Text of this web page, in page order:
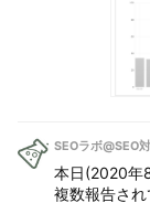
SEOラボ@SEO
本日(2020年
複数報告され